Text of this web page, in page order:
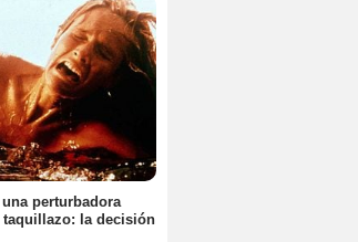
perturbadora
taquillazo: la decisión